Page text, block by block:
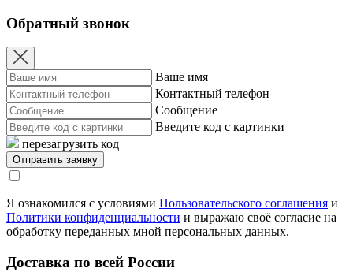
Обратный звонок
Ваше имя
Контактный телефон
Сообщение
Введите код с картинки
перезагрузить код
Я ознакомился с условиями Пользовательского соглашения и
Политики конфиденциальности и выражаю своё согласие на
обработку переданных мной персональных данных.
Доставка по всей России